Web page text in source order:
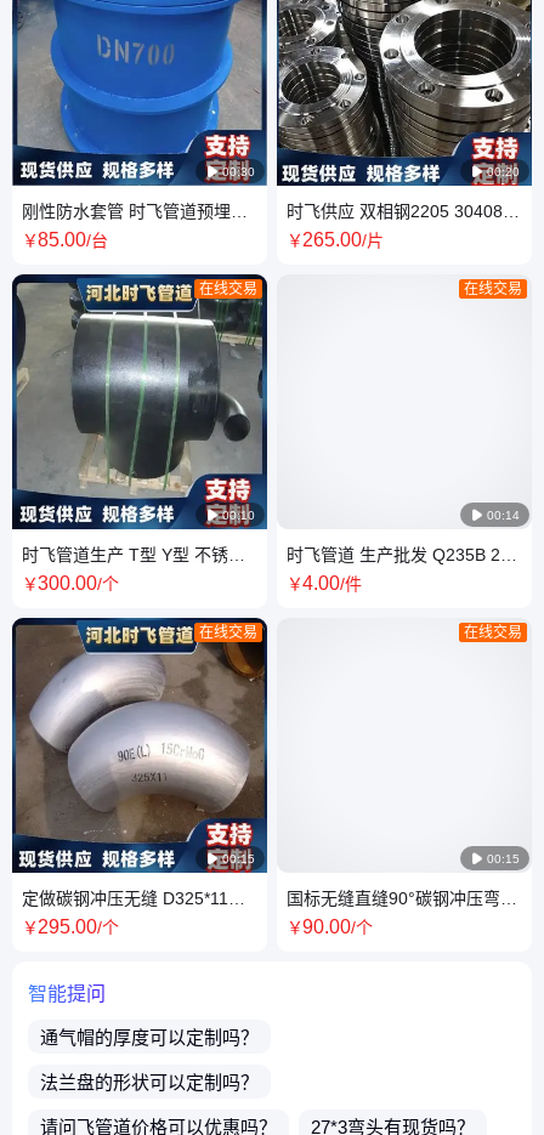
 00:30
刚性防水套管 时飞管道预埋人
防电气防护密闭穿墙止水
￥85.00/台
 00:10
在线交易
时飞管道生产 T型 Y型 不锈钢
碳钢三通 其他材质管件 来图定
￥300.00/个
 00:15
在线交易
定做碳钢冲压无缝 D325*11
15CrMo P91 20#直缝弯头 大
￥295.00/个
 00:20
时飞供应 双相钢2205 30408
316L A105 带颈对焊法兰
￥265.00/片
 00:14
在线交易
时飞管道 生产批发 Q235B 20#
碳钢无缝 直缝 非标 大口径弯头
￥4.00/件
 00:15
在线交易
国标无缝直缝90°碳钢冲压弯头
DN200*10 45EL 304 316支持
￥90.00/个
智能提问
通气帽的厚度可以定制吗？
法兰盘的形状可以定制吗？
请问飞管道价格可以优惠吗？ 27*3弯头有现货吗？